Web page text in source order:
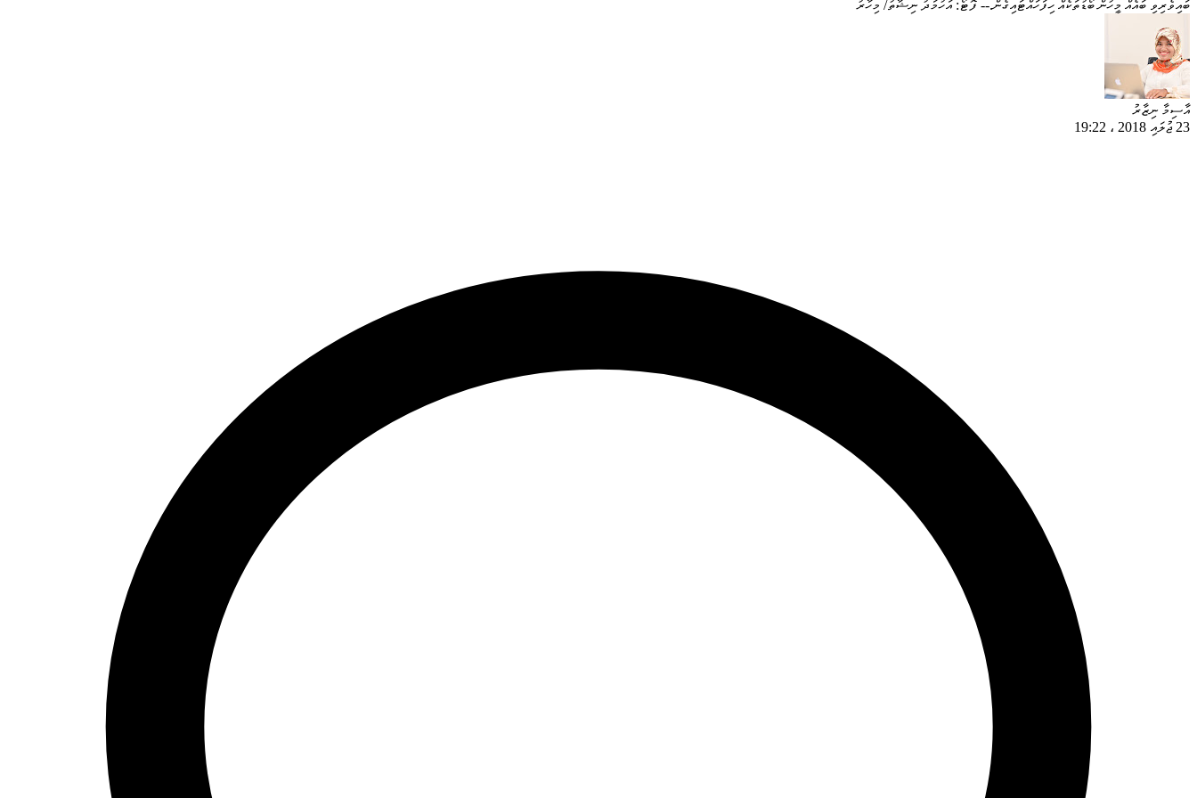
ބައިވެރިވި ބައެއް މީހުން ބޯޑުތަކެއް ހިފަހައްޓައިގެން.-- ފޮޓޯ: އަހުމަދު ނިޝާތު/ މިހާރު
އާސިމާ ނިޒާރު
23 ޖުލައި 2018
، 19:22